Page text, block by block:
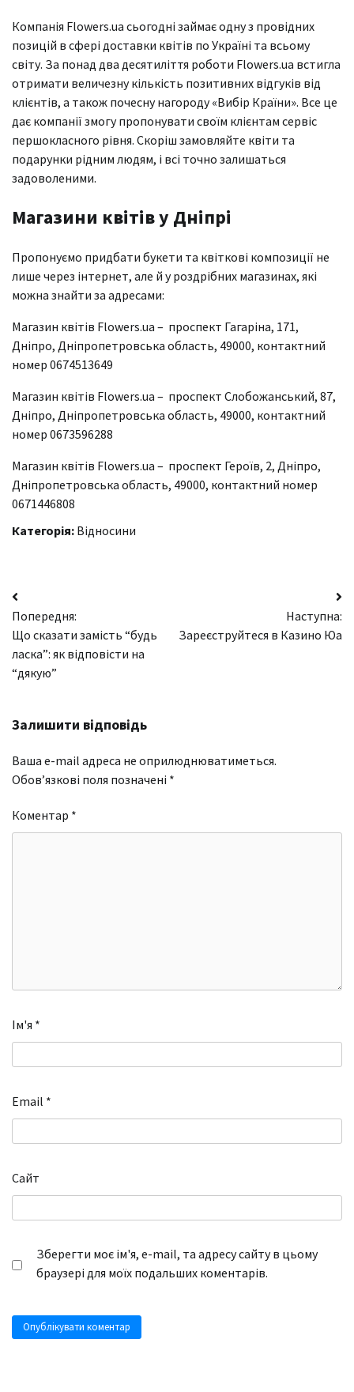
Компанія Flowers.ua сьогодні займає одну з провідних
позицій в сфері доставки квітів по Україні та всьому
світу. За понад два десятиліття роботи Flowers.ua встигла
отримати величезну кількість позитивних відгуків від
клієнтів, а також почесну нагороду «Вибір Країни». Все це
дає компанії змогу пропонувати своїм клієнтам сервіс
першокласного рівня. Скоріш замовляйте квіти та
подарунки рідним людям, і всі точно залишаться
задоволеними.
Магазини квітів у Дніпрі
Пропонуємо придбати букети та квіткові композиції не
лише через інтернет, але й у роздрібних магазинах, які
можна знайти за адресами:
Магазин квітів Flowers.ua – проспект Гагаріна, 171,
Дніпро, Дніпропетровська область, 49000, контактний
номер 0674513649
Магазин квітів Flowers.ua – проспект Слобожанський, 87,
Дніпро, Дніпропетровська область, 49000, контактний
номер 0673596288
Магазин квітів Flowers.ua – проспект Героїв, 2, Дніпро,
Дніпропетровська область, 49000, контактний номер
0671446808
Категорія: Відносини
Навігація
записів
Попередня:
Що сказати замість “будь
ласка”: як відповісти на
“дякую”
Наступна:
Зареєструйтеся в Казино Юа
Залишити відповідь
Ваша e-mail адреса не оприлюднюватиметься.
Обов’язкові поля позначені *
Коментар *
Ім'я *
Email *
Сайт
Зберегти моє ім'я, e-mail, та адресу сайту в цьому
браузері для моїх подальших коментарів.